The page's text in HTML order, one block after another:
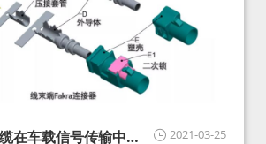
2021-03-25
在车载信号传输中的